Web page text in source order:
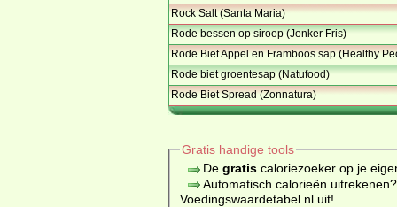
Rock Salt (Santa Maria)
Rode bessen op siroop (Jonker Fris)
Rode Biet Appel en Framboos sap (Healthy
Rode biet groentesap (Natufood)
Rode Biet Spread (Zonnatura)
Gratis handige tools
De gratiscaloriezoeker op je
Automatisch calorieën
Voedingswaardetabel.nl uit!